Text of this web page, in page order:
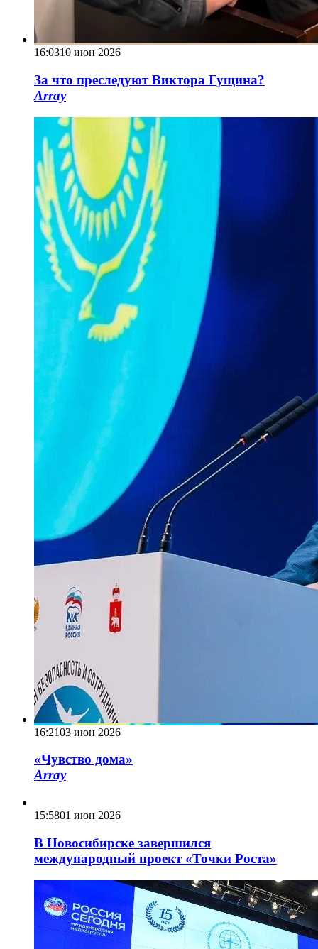
16:0310 июн 2026
За что преследуют Виктора Гущина?
Array
16:2103 июн 2026
«Чувство дома»
Array
15:5801 июн 2026
В Новосибирске завершился
международный проект «Точки Роста»